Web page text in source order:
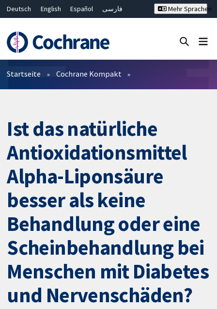
Deutsch English Español
فارسی
Bahasa Malaysia
ไทย
繁體中文
简体中文
Mehr Sprachen
Filter
Startseite Cochrane Kompakt
Ist das natürliche
Antioxidationsmittel
Alpha-Liponsäure
besser als keine
Behandlung oder eine
Scheinbehandlung bei
Menschen mit Diabetes
und Nervenschäden?